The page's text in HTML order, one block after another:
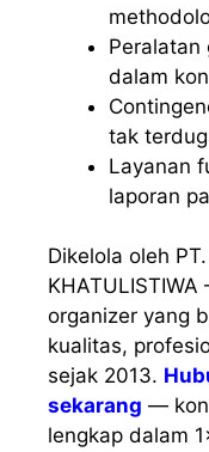
Peralatan
dalam
tak
Layanan
laporan
Dikelola oleh PT.
organizer yang
kualitas,
sejak 2013.
sekarang —
lengkap dalam